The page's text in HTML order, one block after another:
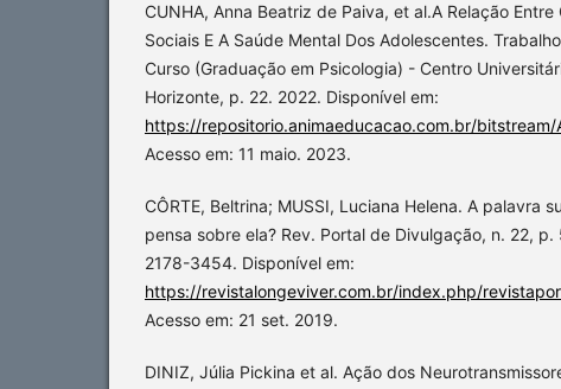
CUNHA, Anna Beatriz de Paiva, et al.A Relação Entre
Sociais E A Saúde Mental Dos Adolescentes.
Curso (Graduação em Psicologia) - Centro
Horizonte, p. 22. 2022. Disponível em:
https://repositorio.animaeducacao.com.br/bitstream/
Acesso em: 11 maio. 2023.
CÔRTE, Beltrina; MUSSI, Luciana Helena. A palavra
pensa sobre ela? Rev. Portal de Divulgação, n. 22, p.
2178-3454. Disponível em:
https://revistalongeviver.com.br/index.php/
Acesso em: 21 set. 2019.
DINIZ, Júlia Pickina et al. Ação dos